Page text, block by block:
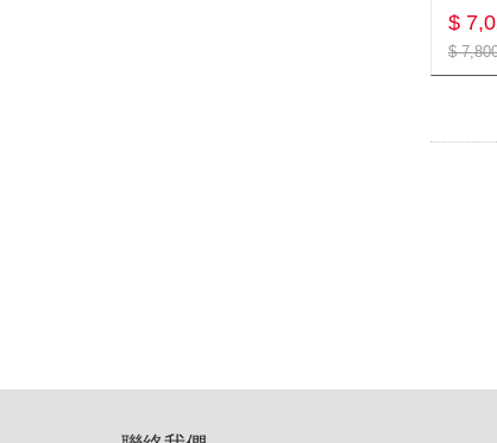
$
$